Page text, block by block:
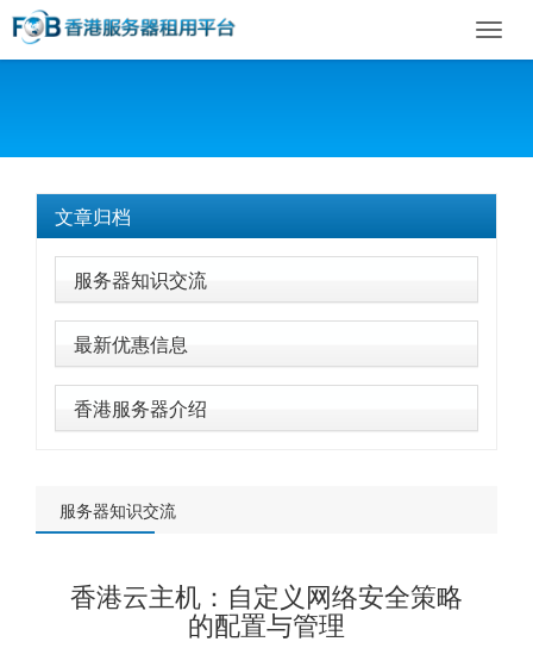
文章归档
服务器知识交流
最新优惠信息
香港服务器介绍
服务器知识交流
香港云主机：自定义网络安全策略
的配置与管理